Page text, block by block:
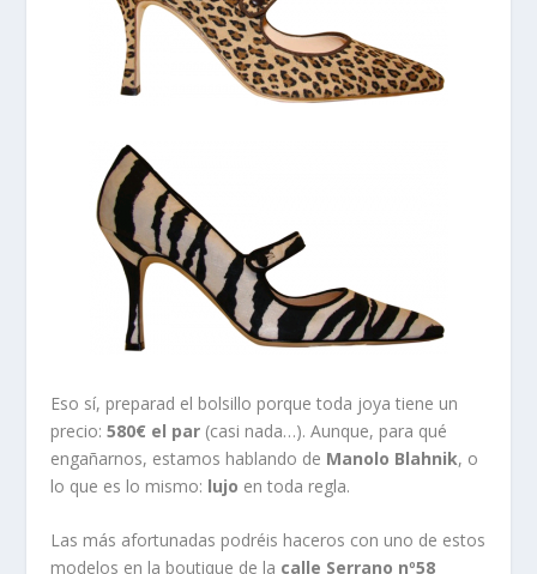
Eso sí, preparad el bolsillo porque toda joya tiene un
precio:580€ el par (casi nada…). Aunque, para qué
engañarnos, estamos hablando de Manolo Blahnik, o
lo que es lo mismo: lujo en toda regla.
Las más afortunadas podréis haceros con uno de estos
modelos en la boutique de la calle Serrano nº58